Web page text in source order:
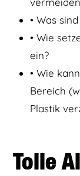
• Was
• Wie
ein?
• Wie
Bereich
Plastik
Tolle